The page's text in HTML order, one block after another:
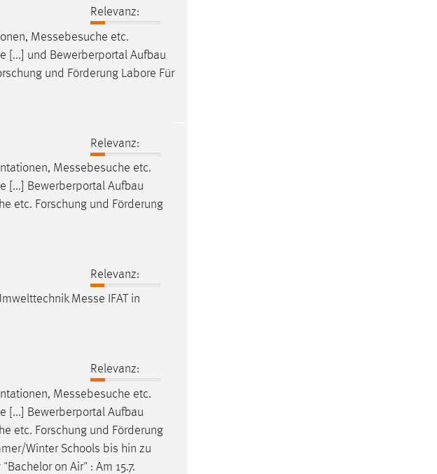
Relevanz:
Messebesuche etc.
[...] und Bewerberportal Aufbau
und Förderung Labore Für
Relevanz:
Messebesuche etc.
[...] Bewerberportal Aufbau
etc. Forschung und Förderung
Relevanz:
Messe IFAT in
Relevanz:
Messebesuche etc.
[...] Bewerberportal Aufbau
etc. Forschung und Förderung
Winter Schools bis hin zu
on Air" : Am 15.7.